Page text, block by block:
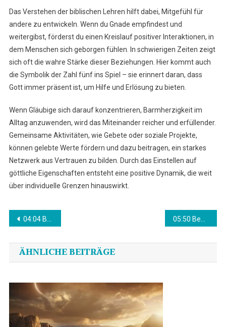
Das Verstehen der biblischen Lehren hilft dabei, Mitgefühl für
andere zu entwickeln. Wenn du Gnade empfindest und
weitergibst, förderst du einen Kreislauf positiver Interaktionen, in
dem Menschen sich geborgen fühlen. In schwierigen Zeiten zeigt
sich oft die wahre Stärke dieser Beziehungen. Hier kommt auch
die Symbolik der Zahl fünf ins Spiel – sie erinnert daran, dass
Gott immer präsent ist, um Hilfe und Erlösung zu bieten.
Wenn Gläubige sich darauf konzentrieren, Barmherzigkeit im
Alltag anzuwenden, wird das Miteinander reicher und erfüllender.
Gemeinsame Aktivitäten, wie Gebete oder soziale Projekte,
können gelebte Werte fördern und dazu beitragen, ein starkes
Netzwerk aus Vertrauen zu bilden. Durch das Einstellen auf
göttliche Eigenschaften entsteht eine positive Dynamik, die weit
über individuelle Grenzen hinauswirkt.
Beitragsnavigation
04:04 Bedeutung in der Bibel
ÄHNLICHE BEITRÄGE